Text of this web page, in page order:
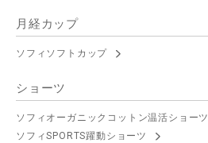
月経カップ
ソフィソフトカップ
ショーツ
ソフィオーガニックコットン温活ショーツ
ソフィSPORTS躍動ショーツ